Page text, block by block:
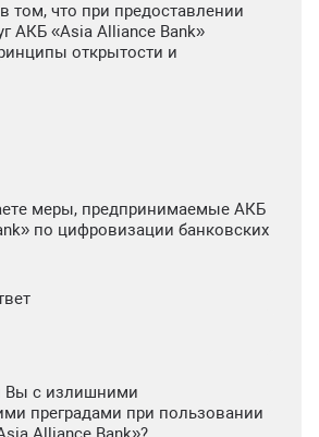
том, что при предоставлении
АКБ «Asia Alliance Bank»
открытости и
меры, предпринимаемые АКБ
по цифровизации банковских
Вы с излишними
преградами при пользовании